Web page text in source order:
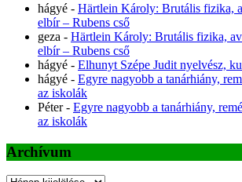
hágyé - Härtlein Károly: Brutális fizika,
elbír – Rubens cső
geza - Härtlein Károly: Brutális fizika,
elbír – Rubens cső
hágyé - Elhunyt Szépe Judit nyelvész,
hágyé - Egyre nagyobb a tanárhiány,
az iskolák
Péter- Egyre nagyobb a tanárhiány,
az iskolák
Archívum